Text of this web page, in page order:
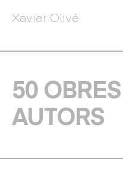
Xavier Olivé
50
AUTORS